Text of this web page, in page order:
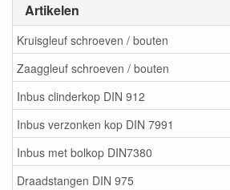
Artikelen
Kruisgleuf schroeven / bouten
Zaaggleuf schroeven / bouten
Inbus clinderkop DIN 912
Inbus verzonken kop DIN 7991
Inbus met bolkop DIN7380
Draadstangen DIN 975